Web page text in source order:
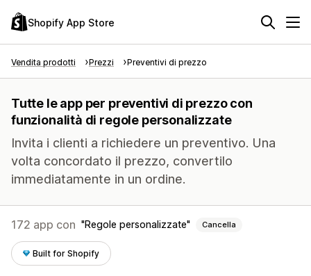
Shopify App Store
Vendita prodotti Prezzi Preventivi di prezzo
Tutte le app per preventivi di prezzo con
funzionalità di regole personalizzate
Invita i clienti a richiedere un preventivo. Una
volta concordato il prezzo, convertilo
immediatamente in un ordine.
172 app con Regole personalizzate Cancella
Built for Shopify